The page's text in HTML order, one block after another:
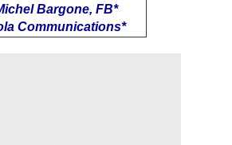
Bargone, FB*
Communications*